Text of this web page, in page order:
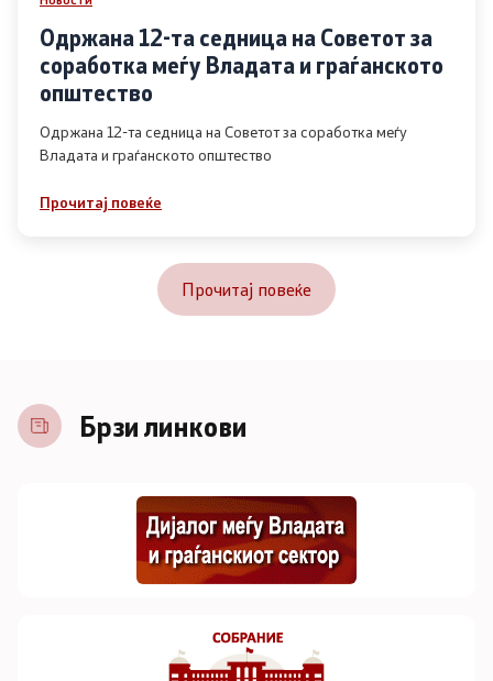
Одржана 12-та седница на Советот за
соработка меѓу Владата и граѓанското
општество
Одржана 12-та седница на Советот за соработка меѓу
Владата и граѓанското општество
Прочитај повеќе
Прочитај повеќе
Брзи линкови